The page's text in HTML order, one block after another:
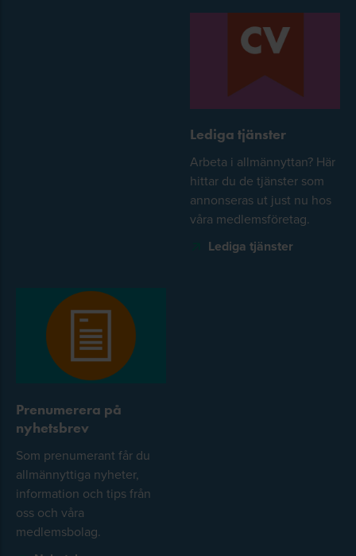
Lediga tjänster
Arbeta i allmännyttan? Här
hittar du de tjänster som
annonseras ut just nu hos
våra medlemsföretag.
Lediga tjänster
Prenumerera på
nyhetsbrev
Som prenumerant får du
allmännyttiga nyheter,
information och tips från
oss och våra
medlemsbolag.